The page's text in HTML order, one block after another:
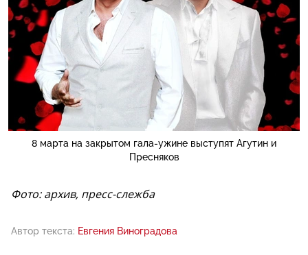
8 марта на закрытом гала-ужине выступят Агутин и
Пресняков
Фото: архив, пресс-слежба
Автор текста: Евгения Виноградова